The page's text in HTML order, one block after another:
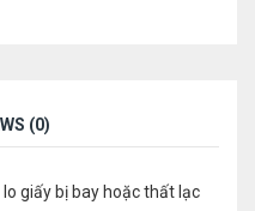
(0)
giấy bị bay hoặc thất lạc